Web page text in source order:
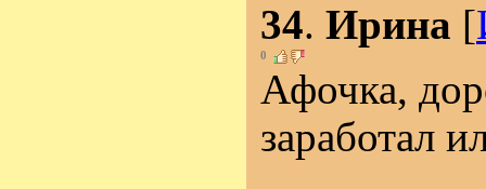
34. Ирина [
0
Афочка,
заработал